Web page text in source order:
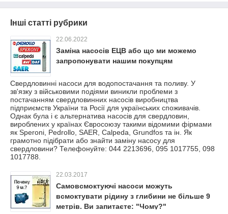
Інші статті рубрики
22.06.2022
Заміна насосів ЕЦВ або що ми можемо
запропонувати нашим покупцям
Свердловинні насоси для водопостачання та поливу. У
зв'язку з військовими подіями виникли проблеми з
постачанням свердловинних насосів виробництва
підприємств України та Росії для українських споживачів.
Однак була і є альтернатива насосів для свердловин,
вироблених у країнах Євросоюзу такими відомими фірмами
як Speroni, Pedrollo, SAER, Calpeda, Grundfos та ін. Як
грамотно підібрати або знайти заміну насосу для
свердловини? Телефонуйте: 044 2213696, 095 1017755, 098
1017788.
22.03.2017
Самовсмоктуючі насоси можуть
всмоктувати рідину з глибини не більше 9
метрів. Ви запитаєте: "Чому?"